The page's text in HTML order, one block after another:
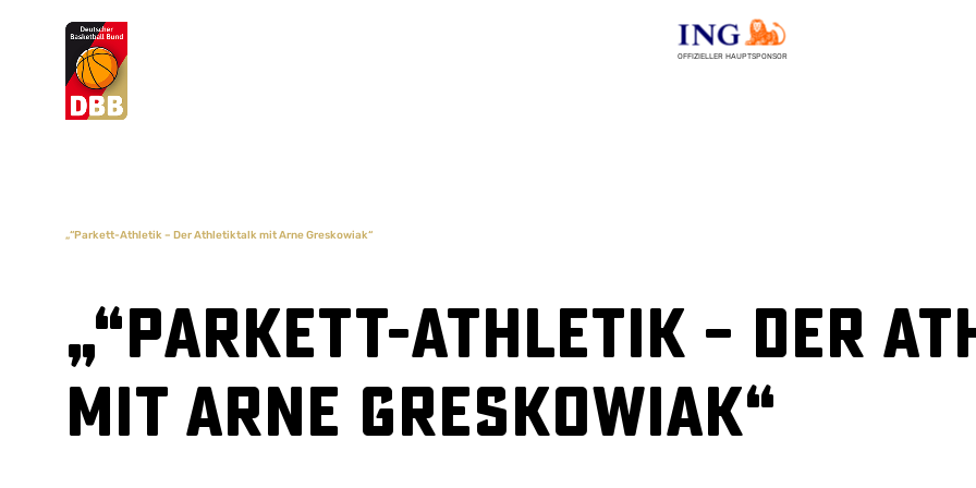
OFFIZIELLER HAUPTSPONSOR
Suchvorschläge
„“Parkett-Athletik – Der Athletiktalk mit Arne Greskowiak“
„“Parkett-Athletik – Der
mit Arne Greskowiak“